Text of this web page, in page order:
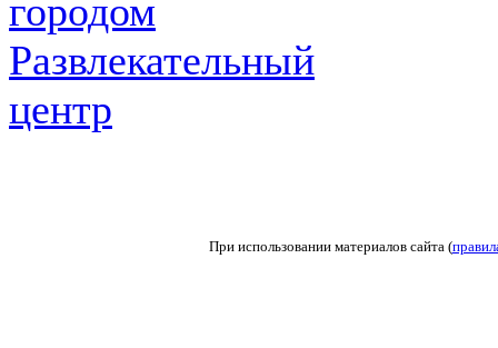
городом
Развлекательный
центр
При использовании материалов сайта (